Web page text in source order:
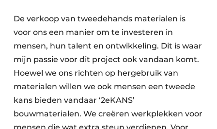
De verkoop van tweedehands materialen is
voor ons een manier om te investeren in
mensen, hun talent en ontwikkeling. Dit is waar
mijn passie voor dit project ook vandaan komt.
Hoewel we ons richten op hergebruik van
materialen willen we ook mensen een tweede
kans bieden vandaar ‘2eKANS’
bouwmaterialen. We creëren werkplekken voor